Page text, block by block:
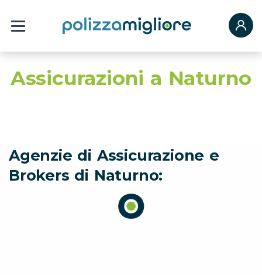
Assicurazioni a Naturno
Agenzie di Assicurazione e
Brokers di Naturno: